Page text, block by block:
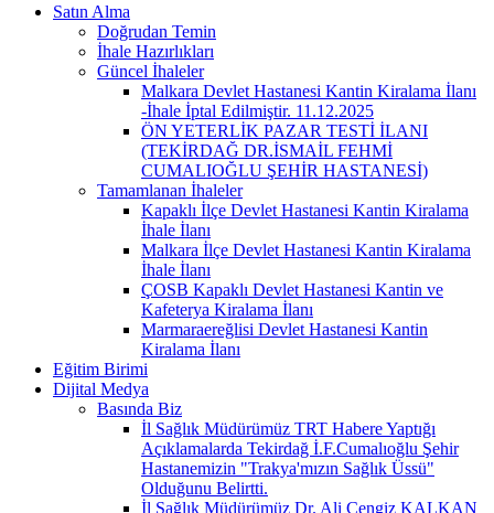
Satın Alma
Doğrudan Temin
İhale Hazırlıkları
Güncel İhaleler
Malkara Devlet Hastanesi Kantin Kiralama İlanı
-İhale İptal Edilmiştir. 11.12.2025
ÖN YETERLİK PAZAR TESTİ İLANI
(TEKİRDAĞ DR.İSMAİL FEHMİ
CUMALIOĞLU ŞEHİR HASTANESİ)
Tamamlanan İhaleler
Kapaklı İlçe Devlet Hastanesi Kantin Kiralama
İhale İlanı
Malkara İlçe Devlet Hastanesi Kantin Kiralama
İhale İlanı
ÇOSB Kapaklı Devlet Hastanesi Kantin ve
Kafeterya Kiralama İlanı
Marmaraereğlisi Devlet Hastanesi Kantin
Kiralama İlanı
Eğitim Birimi
Dijital Medya
Basında Biz
İl Sağlık Müdürümüz TRT Habere Yaptığı
Açıklamalarda Tekirdağ İ.F.Cumalıoğlu Şehir
Hastanemizin "Trakya'mızın Sağlık Üssü"
Olduğunu Belirtti.
İl Sağlık Müdürümüz Dr. Ali Cengiz KALKAN